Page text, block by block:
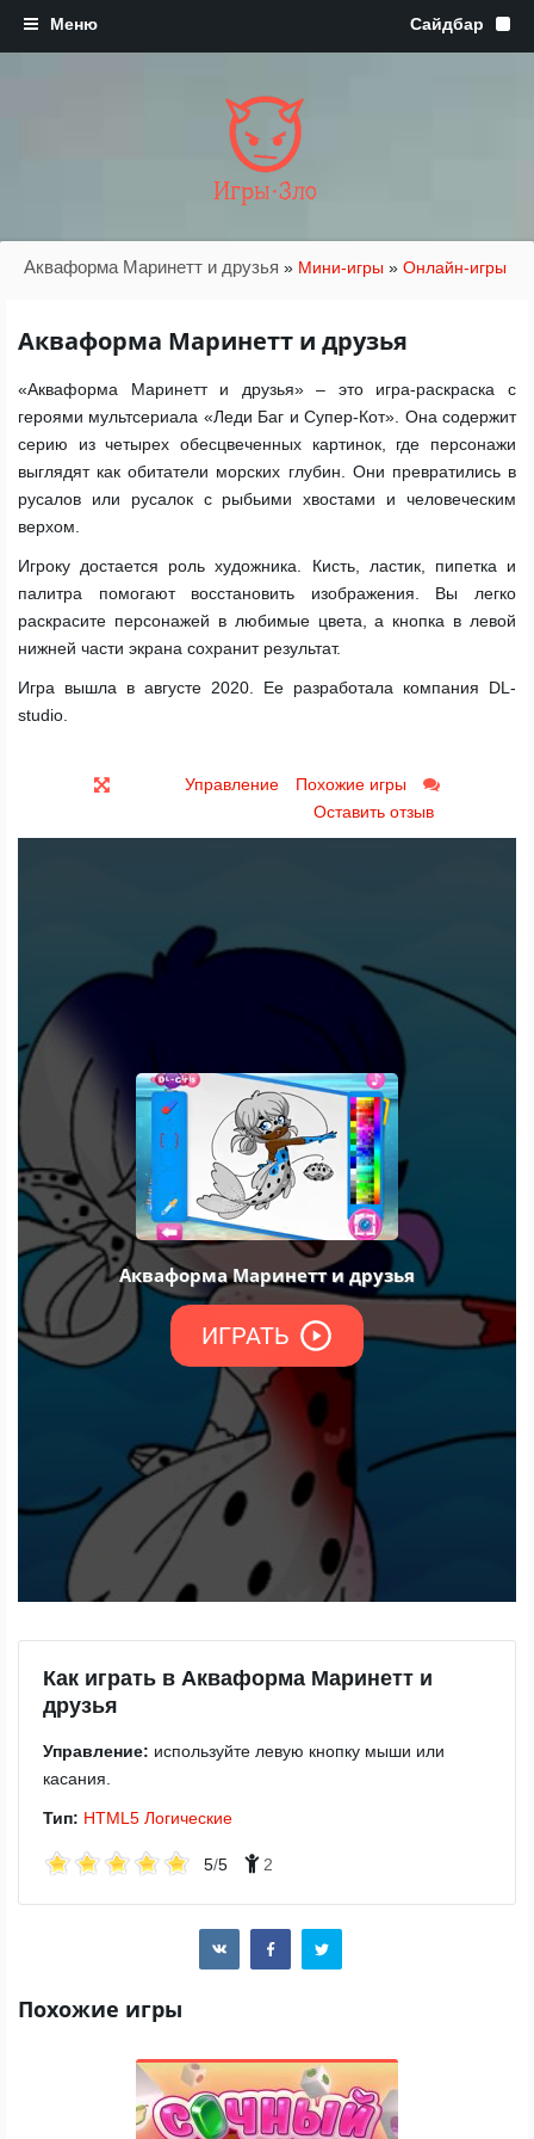
Игры·Зло
Акваформа Маринетт и друзья » Мини-игры » Онлайн-игры
Акваформа Маринетт и друзья
«Акваформа Маринетт и друзья» – это игра-раскраска с
героями мультсериала «Леди Баг и Супер-Кот». Она содержит
серию из четырех обесцвеченных картинок, где персонажи
выглядят как обитатели морских глубин. Они превратились в
русалов или русалок с рыбьими хвостами и человеческим
верхом.
Игроку достается роль художника. Кисть, ластик, пипетка и
палитра помогают восстановить изображения. Вы легко
раскрасите персонажей в любимые цвета, а кнопка в левой
нижней части экрана сохранит результат.
Игра вышла в августе 2020. Ее разработала компания DL-
studio.
Управление
Похожие игры
Оставить отзыв
Как играть в Акваформа Маринетт и
друзья
Управление: используйте левую кнопку мыши или
касания.
Тип: HTML5 Логические
5/5 2
Похожие игры